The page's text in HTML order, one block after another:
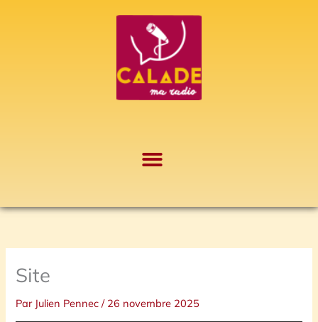
Site
Par Julien Pennec/ 26 novembre 2025